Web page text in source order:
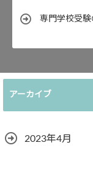
専門学校受験
アーカイブ
2023年4月